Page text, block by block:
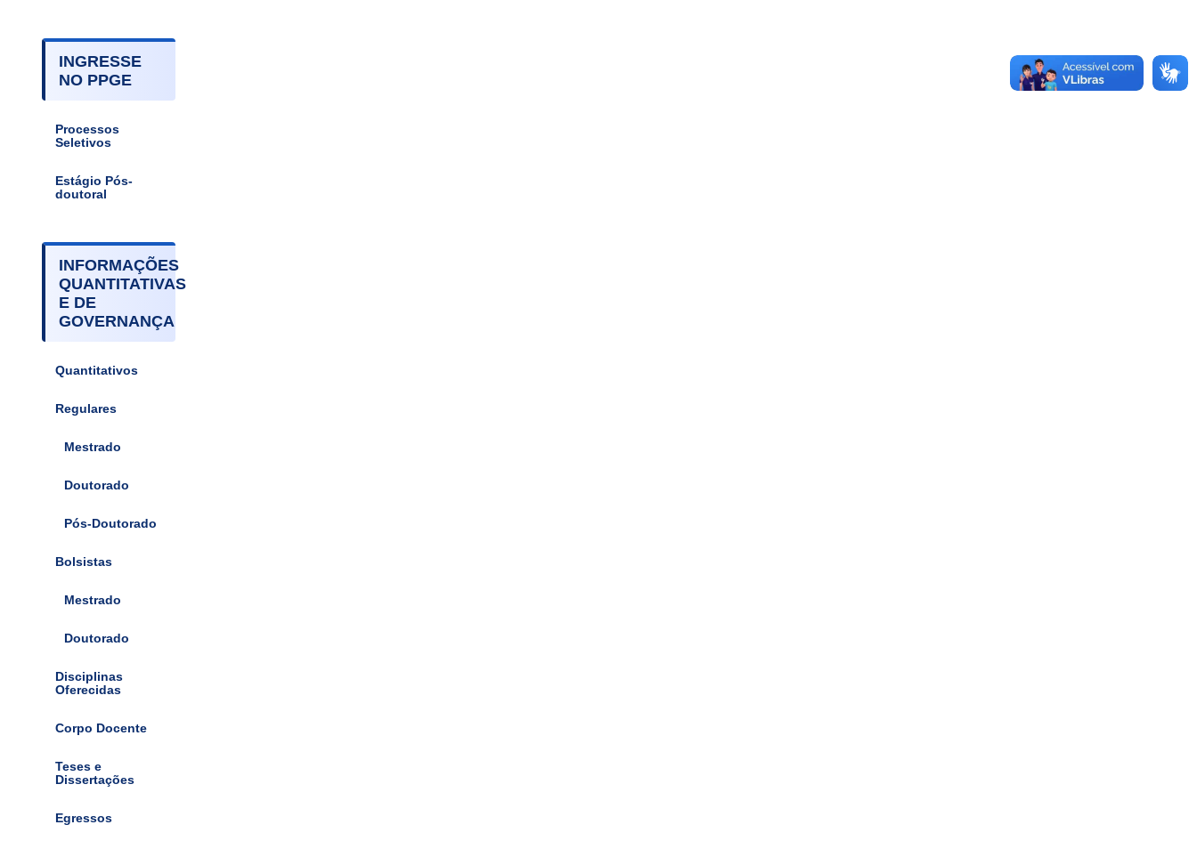
INGRESSE
NO PPGE
Processos
Seletivos
Estágio Pós-
doutoral
INFORMAÇÕES
QUANTITATIVAS
E DE
GOVERNANÇA
Quantitativos
Regulares
Mestrado
Doutorado
Pós-Doutorado
Bolsistas
Mestrado
Doutorado
Disciplinas
Oferecidas
Corpo Docente
Teses e
Dissertações
Egressos